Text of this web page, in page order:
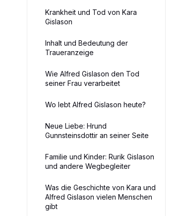
Krankheit und Tod von Kara
Gislason
Inhalt und Bedeutung der
Traueranzeige
Wie Alfred Gislason den Tod
seiner Frau verarbeitet
Wo lebt Alfred Gislason heute?
Neue Liebe: Hrund
Gunnsteinsdottir an seiner Seite
Familie und Kinder: Rurik Gislason
und andere Wegbegleiter
Was die Geschichte von Kara und
Alfred Gislason vielen Menschen
gibt